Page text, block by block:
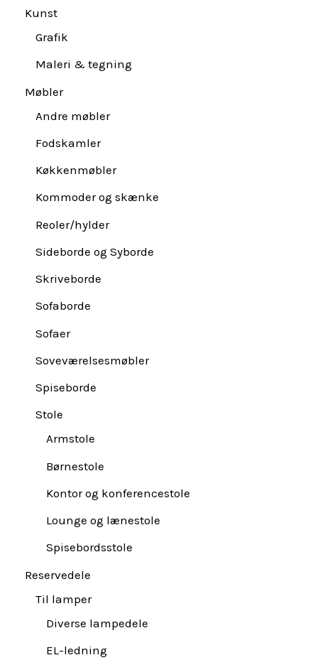
Kunst
Grafik
Maleri & tegning
Møbler
Andre møbler
Fodskamler
Køkkenmøbler
Kommoder og skænke
Reoler/hylder
Sideborde og Syborde
Skriveborde
Sofaborde
Sofaer
Soveværelsesmøbler
Spiseborde
Stole
Armstole
Børnestole
Kontor og konferencestole
Lounge og lænestole
Spisebordsstole
Reservedele
Til lamper
Diverse lampedele
EL-ledning